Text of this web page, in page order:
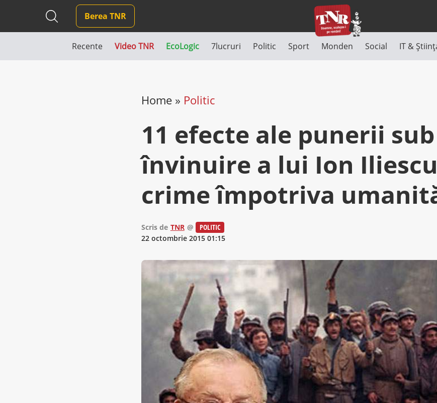
Berea TNR
Recente Video TNR EcoLogic 7lucruri Politic Sport Monden Social IT &
Home» Politic
11 efecte ale punerii sub
învinuire a lui Ion
crime împotriva
Scris de TNR @
POLITIC
22 octombrie 2015 01:15